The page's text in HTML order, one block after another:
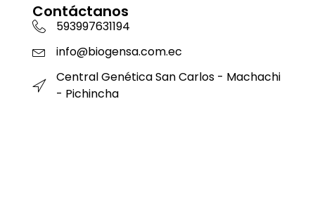
Contáctanos
593997631194
info@biogensa.com.ec
Central Genética San Carlos - Machachi
- Pichincha